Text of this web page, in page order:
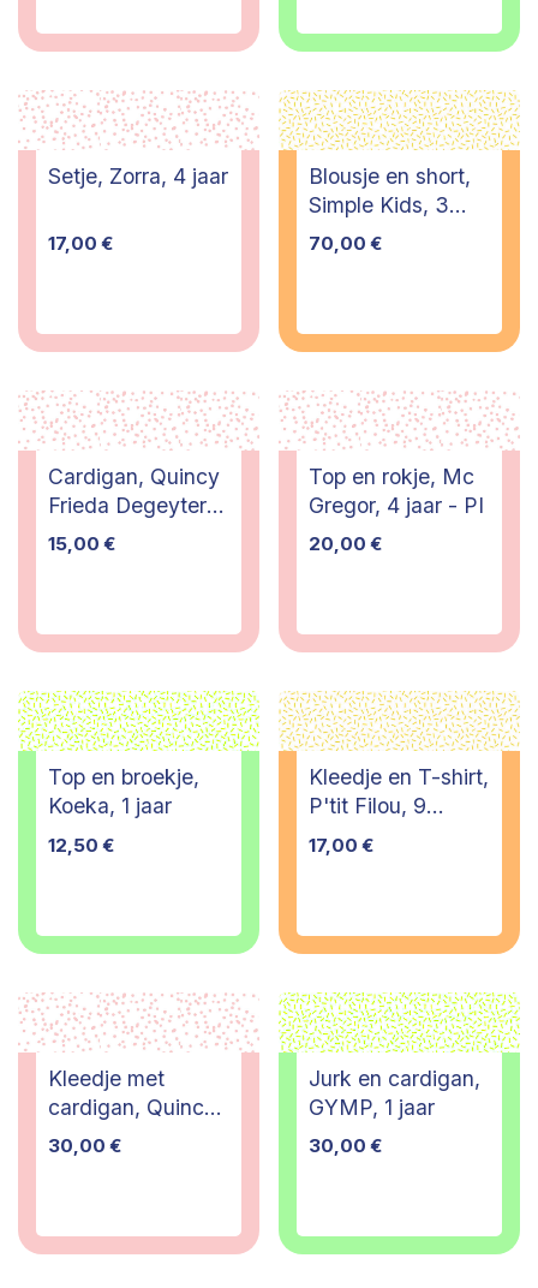
Setje, Zorra, 4 jaar
17,00 €
Blousje en short,
Simple Kids, 3
jaar
70,00 €
Cardigan, Quincy
Frieda Degeyter,
6 jaar
15,00 €
Top en rokje, Mc
Gregor, 4 jaar - PI
20,00 €
Top en broekje,
Koeka, 1 jaar
12,50 €
Kleedje en T-shirt,
P'tit Filou, 9
maanden
17,00 €
Kleedje met
cardigan, Quincy,
6 jaar - PI
30,00 €
Jurk en cardigan,
GYMP, 1 jaar
30,00 €